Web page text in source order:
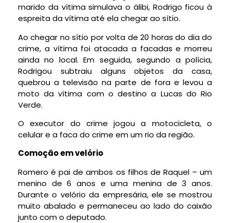
marido da vítima simulava o álibi, Rodrigo ficou à
espreita da vítima até ela chegar ao sítio.
Ao chegar no sítio por volta de 20 horas do dia do
crime, a vítima foi atacada a facadas e morreu
ainda no local. Em seguida, segundo a polícia,
Rodrigou subtraiu alguns objetos da casa,
quebrou a televisão na parte de fora e levou a
moto da vítima com o destino a Lucas do Rio
Verde.
O executor do crime jogou a motocicleta, o
celular e a faca do crime em um rio da região.
Comoção em velório
Romero é pai de ambos os filhos de Raquel – um
menino de 6 anos e uma menina de 3 anos.
Durante o velório da empresária, ele se mostrou
muito abalado e permaneceu ao lado do caixão
junto com o deputado.